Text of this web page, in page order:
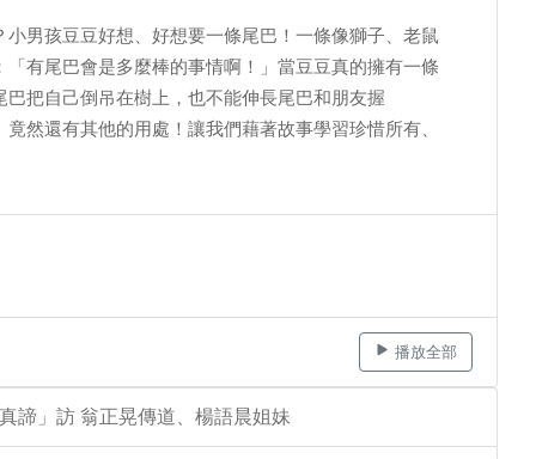
男孩豆豆好想、好想要一條尾巴！一條像獅子、老鼠
有尾巴會是多麼棒的事情啊！」當豆豆真的擁有一條
把自己倒吊在樹上，也不能伸長尾巴和朋友握
然還有其他的用處！讓我們藉著故事學習珍惜所有、
播放全部
諦」訪 翁正晃傳道、楊語晨姐妹